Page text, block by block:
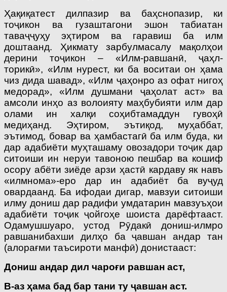
Ҳақиқатест дилпазир ва баҳснопазир, ки
тоҷикон ва гузаштагони эшон табиатан
таваҷҷуҳу эҳтиром ва гаравиш ба илм
доштаанд. Ҳикмату зарбулмасалу мақолҳои
дерини тоҷикон – «Илм-равшанӣ, ҷаҳл-
торикӣ», «Илм нурест, ки ба воситаи он ҳама
чиз дида шавад», «Илм ҷаҳонро аз офат нигоҳ
медорад», «Илм душмани ҷаҳолат аст» ва
амсоли инҳо аз волоияту маҳбубияти илм дар
олами ин халқи соҳибтамаддун гувоҳӣ
медиҳанд. Эҳтиром, эътиқод, муҳаббат,
эътимод, бовар ва ҳамбастагӣ ба илм буда, ки
дар адабиёти муҳташаму овозадори тоҷик дар
ситоиши ин неруи тавоною пешбар ва кошиф
осору абёти зиёде арзи ҳастӣ кардаву як навъ
«илмнома»-еро дар ин адабиёт ба вуҷуд
овардаанд. Ба ифодаи дигар, мавзуи ситоиши
илму дониш дар радифи умдатарин мавзуъҳои
адабиёти тоҷик ҷойгоҳе шоиста дарёфтааст.
Одамушшуаро, устод Рӯдакӣ дониш-илмро
равшанибахши дилҳо ба ҷавшан андар тан
(алорағми таъсироти манфӣ) донистааст:
Дониш андар дил чароғи равшан аст,
В-аз ҳама бад бар тани ту ҷавшан аст.